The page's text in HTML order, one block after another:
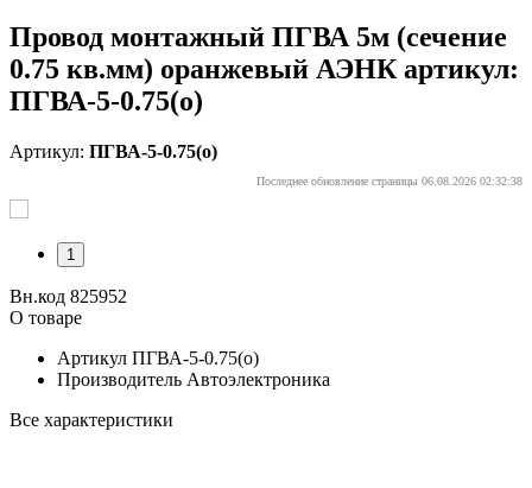
Провод монтажный ПГВА 5м (сечение
0.75 кв.мм) оранжевый АЭНК артикул:
ПГВА-5-0.75(о)
Артикул: ПГВА-5-0.75(о)
Последнее обновление страницы 06.08.2026 02:32:38
1
Вн.код 825952
О товаре
Артикул ПГВА-5-0.75(о)
Производитель Автоэлектроника
Все характеристики